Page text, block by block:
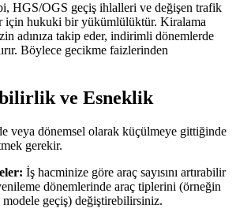
HGS/OGS geçiş ihlalleri ve değişen trafik
için hukuki bir yükümlülüktür. Kiralama
adınıza takip eder, indirimli dönemlerde
Böylece gecikme faizlerinden
ve Esneklik
veya dönemsel olarak küçülmeye gittiğinde
gerekir.
İş hacminize göre araç sayısını artırabilir
dönemlerinde araç tiplerini (örneğin
modele geçiş) değiştirebilirsiniz.